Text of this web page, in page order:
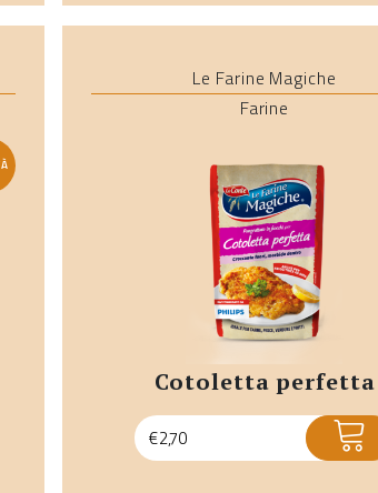
Le Farine Magiche
Farine
cotoletta perfetta
€2,70